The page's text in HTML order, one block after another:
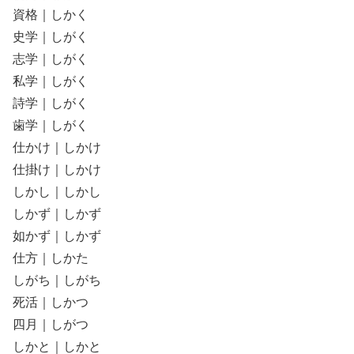
資格｜しかく
史学｜しがく
志学｜しがく
私学｜しがく
詩学｜しがく
歯学｜しがく
仕かけ｜しかけ
仕掛け｜しかけ
しかし｜しかし
しかず｜しかず
如かず｜しかず
仕方｜しかた
しがち｜しがち
死活｜しかつ
四月｜しがつ
しかと｜しかと